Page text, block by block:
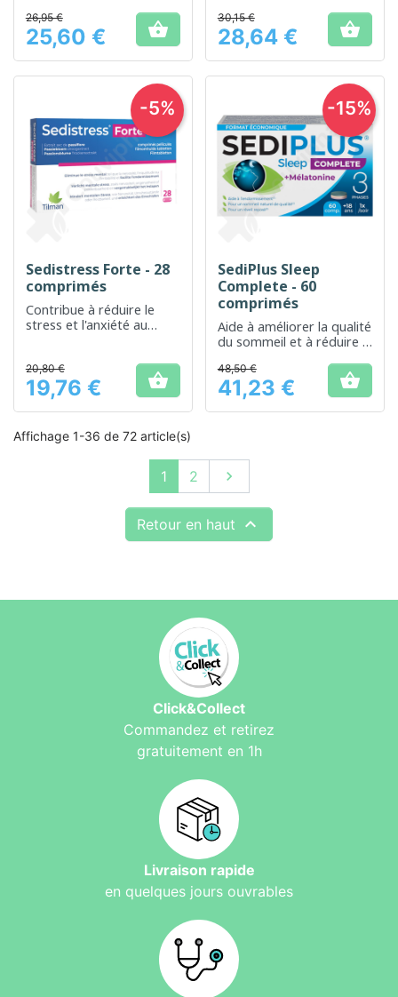
Prix
26,95 €
25,60 €  Prix
30,15 €
28,64 € 
Sedistress Forte - 28
comprimés
Contribue à réduire le
stress et l'anxiété au
Prix
20,80 €
19,76 € 
-5%
SediPlus Sleep
Complete - 60
comprimés
Aide à améliorer la qualité
du sommeil et à réduire le
Prix
48,50 €
41,23 € 
-15%
Affichage 1-36 de 72 article(s)
1 2 Suivant

Retour en haut 
Click&Collect
Commandez et retirez
gratuitement en 1h
Livraison rapide
en quelques jours ouvrables